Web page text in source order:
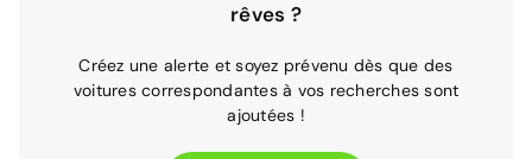
rêves ?
Créez une alerte et soyez prévenu dès que des
voitures correspondantes à vos recherches sont
ajoutées !